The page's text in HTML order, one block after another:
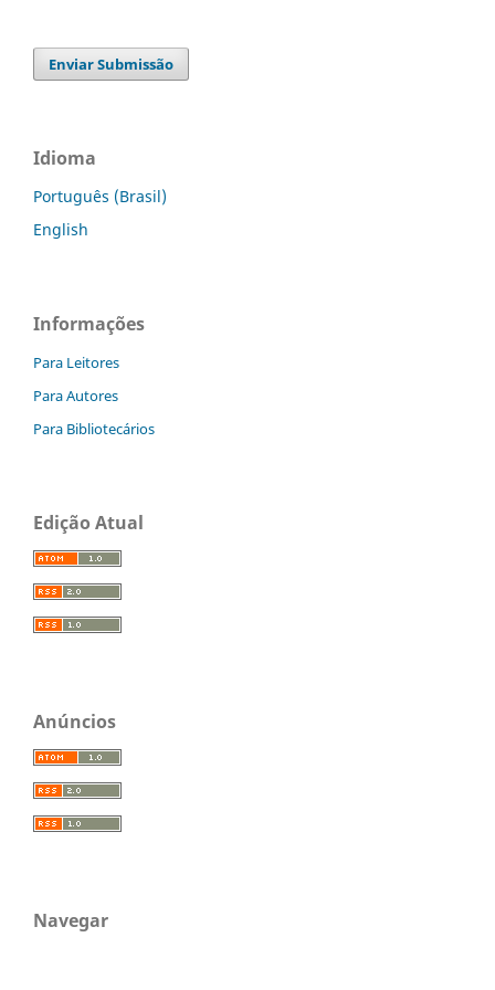
Enviar Submissão
Idioma
Português (Brasil)
English
Informações
Para Leitores
Para Autores
Para Bibliotecários
Edição Atual
Anúncios
Navegar